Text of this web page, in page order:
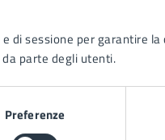
di sessione per garantire
parte degli utenti.
Preferenze
Contenuti